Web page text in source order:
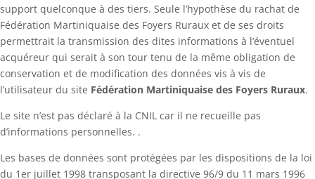
support quelconque à des tiers. Seule l’hypothèse du rachat de
Fédération Martiniquaise des Foyers Ruraux et de ses droits
permettrait la transmission des dites informations à l’éventuel
acquéreur qui serait à son tour tenu de la même obligation de
conservation et de modification des données vis à vis de
l’utilisateur du site Fédération Martiniquaise des Foyers Ruraux.
Le site n’est pas déclaré à la CNIL car il ne recueille pas
d’informations personnelles. .
Les bases de données sont protégées par les dispositions de la loi
du 1er juillet 1998 transposant la directive 96/9 du 11 mars 1996